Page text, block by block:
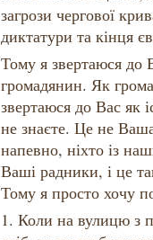
загрози чергової
диктатури та кінця
Тому я звертаюся до
громадянин. Як
звертаюся до Вас як
не знаєте. Це не
напевно, ніхто із
Ваші радники, і це
Тому я просто хочу
1. Коли на вулицю з